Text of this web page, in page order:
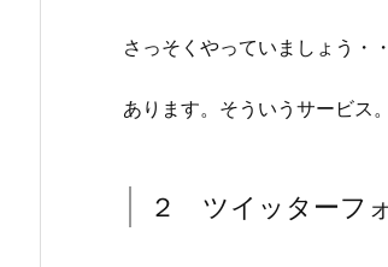
さっそくやっていましょう・
あります。そういうサービス。
２ ツイッターフ